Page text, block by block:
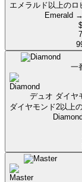
エメラルド以上の
Emerald
$
7
一
デュオ ダイヤ
ダイヤモンド2以上